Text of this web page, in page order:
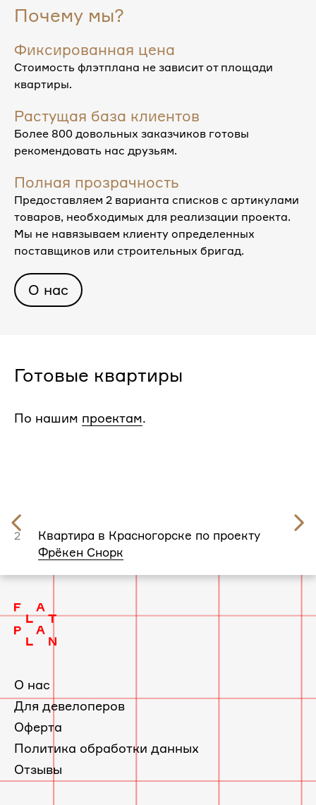
Почему мы?
Фиксированная цена
Стоимость флэтплана не зависит от площади
квартиры.
Растущая база клиентов
Более 800 довольных заказчиков готовы
рекомендовать нас друзьям.
Полная прозрачность
Предоставляем 2 варианта списков с артикулами
товаров, необходимых для реализации проекта.
Мы не навязываем клиенту определенных
поставщиков или строительных бригад.
О нас
Готовые квартиры
По нашим проектам.
2
Квартира в Красногорске по проекту
Фрёкен Снорк
слайд
О нас
Для девелоперов
Оферта
Политика обработки данных
Отзывы